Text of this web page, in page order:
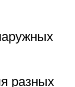
разных